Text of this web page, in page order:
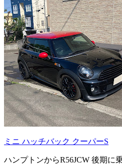
ミニ ハッチバック クーパーS
ハンプトンからR56JCW 後期に